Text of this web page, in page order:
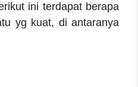
ini terdapat berapa
yg kuat, di antaranya